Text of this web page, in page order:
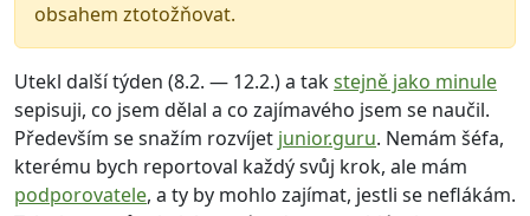
obsahem ztotožňovat.
Utekl další týden (8.2. — 12.2.) a takstejně jako minule
sepisuji, co jsem dělal a co zajímavého jsem se naučil.
Především se snažím rozvíjet junior.guru. Nemám šéfa,
kterému bych reportoval každý svůj krok, ale mám
podporovatele, a ty by mohlo zajímat, jestli se neflákám.